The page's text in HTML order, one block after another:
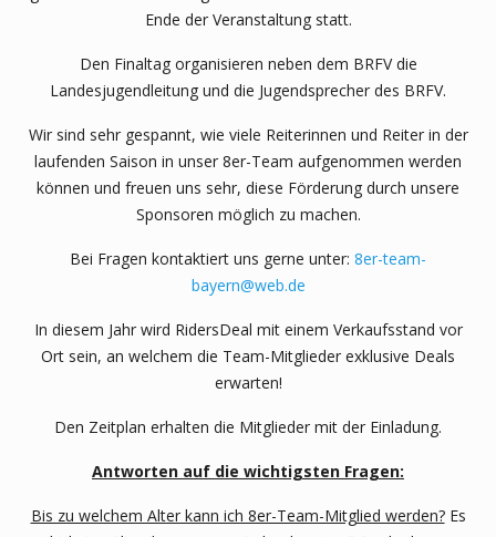
Ende der Veranstaltung statt.
Den Finaltag organisieren neben dem BRFV die
Landesjugendleitung und die Jugendsprecher des BRFV.
Wir sind sehr gespannt, wie viele Reiterinnen und Reiter in der
laufenden Saison in unser 8er-Team aufgenommen werden
können und freuen uns sehr, diese Förderung durch unsere
Sponsoren möglich zu machen.
Bei Fragen kontaktiert uns gerne unter: 8er-team-
bayern@web.de
In diesem Jahr wird RidersDeal mit einem Verkaufsstand vor
Ort sein, an welchem die Team-Mitglieder exklusive Deals
erwarten!
Den Zeitplan erhalten die Mitglieder mit der Einladung.
Antworten auf die wichtigsten Fragen:
Bis zu welchem Alter kann ich 8er-Team-Mitglied werden?Es